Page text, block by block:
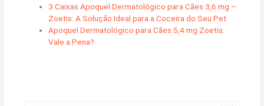
3 Caixas Apoquel Dermatológico para Cães 3,6 mg –
Zoetis: A Solução Ideal para a Coceira do Seu Pet
Apoquel Dermatológico para Cães 5,4 mg Zoetis:
Vale a Pena?